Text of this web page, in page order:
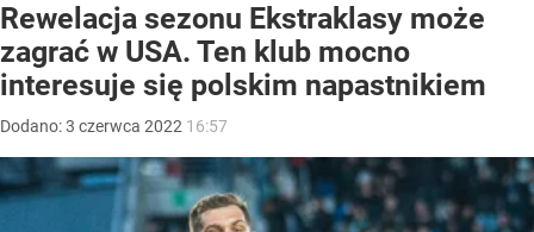
Rewelacja sezonu Ekstraklasy może
zagrać w USA. Ten klub mocno
interesuje się polskim napastnikiem
Dodano:3 czerwca 2022 16:57